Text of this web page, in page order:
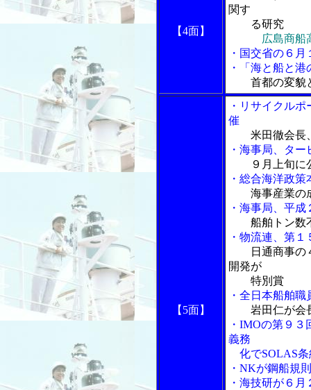
【4面】
関す
る研究
広島商船
・国交省の６
・「海と船と港
首都の変
【5面】
・リサイクル
催
米田徹会長
・海事局、タ
９月上旬に
・総合海洋政
海事産業の
・海事局、平
船舶トン数
・物流連、第
日通商事の
開発が
特別賞
・全日本船舶
岩田仁が会
・IMOの第９
義務
化でSOLAS条
・NKが鋼船規
・海技研が６